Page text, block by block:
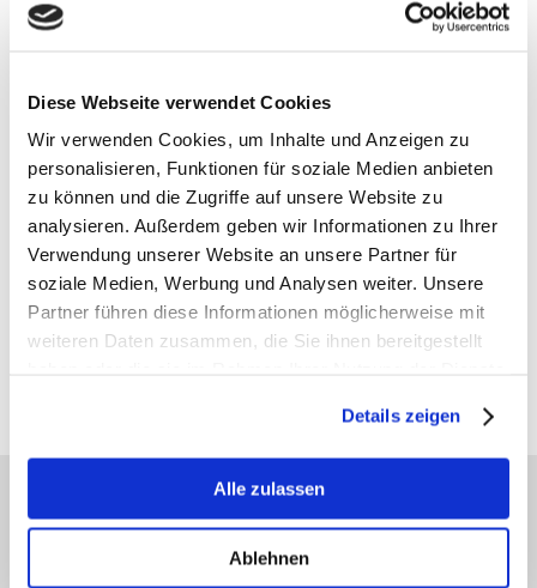
Diese Webseite verwendet Cookies
Wir verwenden Cookies, um Inhalte und Anzeigen zu
personalisieren, Funktionen für soziale Medien anbieten
zu können und die Zugriffe auf unsere Website zu
analysieren. Außerdem geben wir Informationen zu Ihrer
Verwendung unserer Website an unsere Partner für
soziale Medien, Werbung und Analysen weiter. Unsere
Partner führen diese Informationen möglicherweise mit
weiteren Daten zusammen, die Sie ihnen bereitgestellt
Details zeigen
Alle zulassen
Ablehnen
Netzhaut (Optomap)
¹MVZ Augenärzte Berne der MVZ für Augenheilkunde und Allgemeinmedizin
Hamburg-Ost GmbH
Gesellschafter der AOB GbR · Ballindamm 37 · 20095 Hamburg
AKTUELLE THEMEN DER AOB